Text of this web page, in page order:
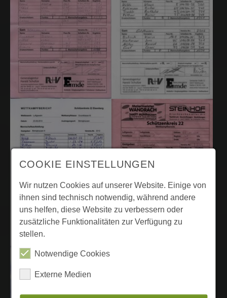
COOKIE EINSTELLUNGEN
Wir nutzen Cookies auf unserer Website. Einige von
ihnen sind technisch notwendig, während andere
uns helfen, diese Website zu verbessern oder
zusätzliche Funktionalitäten zur Verfügung zu
stellen.
Notwendige Cookies
Externe Medien